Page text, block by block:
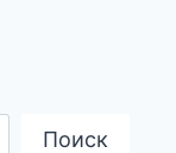
Поиск